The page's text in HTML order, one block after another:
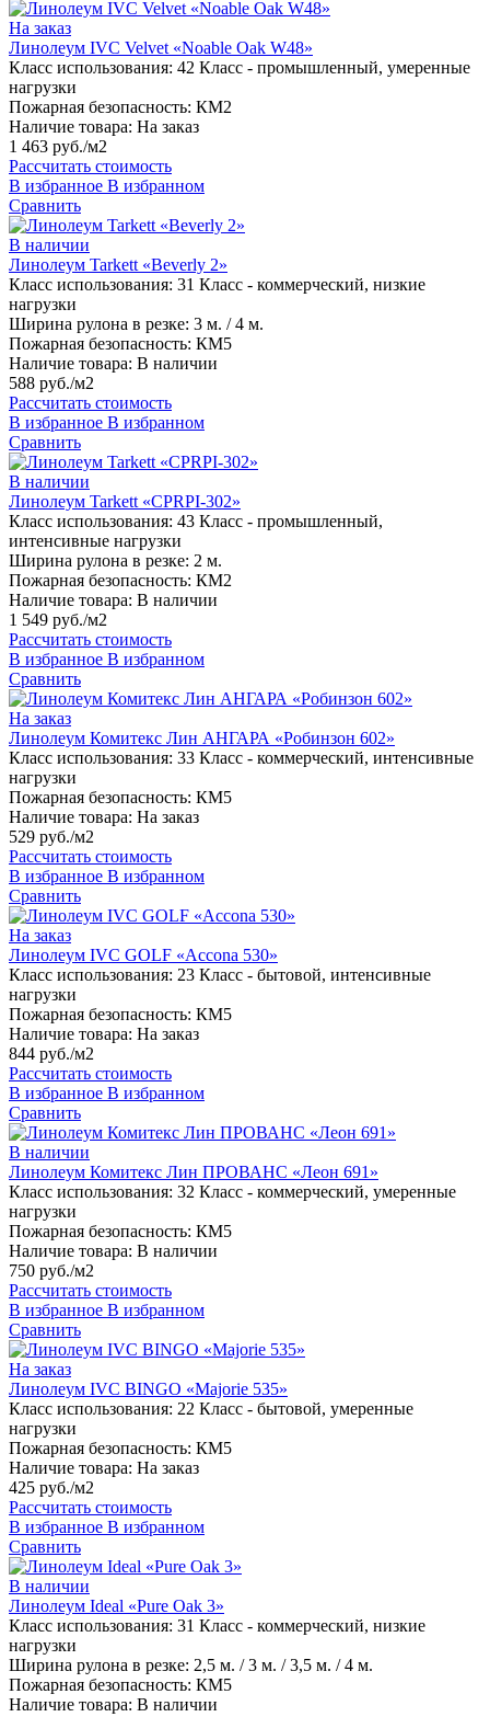
На заказ
Линолеум IVC Velvet «Noable Oak W48»
Класс использования: 42 Класс - промышленный, умеренные
нагрузки
Пожарная безопасность: КМ2
Наличие товара: На заказ
1 463 руб./м2
Рассчитать стоимость
В избранное В избранном
Сравнить
В наличии
Линолеум Tarkett «Beverly 2»
Класс использования: 31 Класс - коммерческий, низкие
нагрузки
Ширина рулона в резке: 3 м. / 4 м.
Пожарная безопасность: КМ5
Наличие товара: В наличии
588 руб./м2
Рассчитать стоимость
В избранное В избранном
Сравнить
В наличии
Линолеум Tarkett «CPRPI-302»
Класс использования: 43 Класс - промышленный,
интенсивные нагрузки
Ширина рулона в резке: 2 м.
Пожарная безопасность: КМ2
Наличие товара: В наличии
1 549 руб./м2
Рассчитать стоимость
В избранное В избранном
Сравнить
На заказ
Линолеум Комитекс Лин АНГАРА «Робинзон 602»
Класс использования: 33 Класс - коммерческий, интенсивные
нагрузки
Пожарная безопасность: КМ5
Наличие товара: На заказ
529 руб./м2
Рассчитать стоимость
В избранное В избранном
Сравнить
На заказ
Линолеум IVC GOLF «Accona 530»
Класс использования: 23 Класс - бытовой, интенсивные
нагрузки
Пожарная безопасность: КМ5
Наличие товара: На заказ
844 руб./м2
Рассчитать стоимость
В избранное В избранном
Сравнить
В наличии
Линолеум Комитекс Лин ПРОВАНС «Леон 691»
Класс использования: 32 Класс - коммерческий, умеренные
нагрузки
Пожарная безопасность: КМ5
Наличие товара: В наличии
750 руб./м2
Рассчитать стоимость
В избранное В избранном
Сравнить
На заказ
Линолеум IVC BINGO «Majorie 535»
Класс использования: 22 Класс - бытовой, умеренные
нагрузки
Пожарная безопасность: КМ5
Наличие товара: На заказ
425 руб./м2
Рассчитать стоимость
В избранное В избранном
Сравнить
В наличии
Линолеум Ideal «Pure Oak 3»
Класс использования: 31 Класс - коммерческий, низкие
нагрузки
Ширина рулона в резке: 2,5 м. / 3 м. / 3,5 м. / 4 м.
Пожарная безопасность: КМ5
Наличие товара: В наличии